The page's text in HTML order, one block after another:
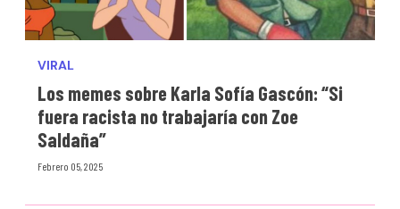
VIRAL
Los memes sobre Karla Sofía Gascón: “Si
fuera racista no trabajaría con Zoe
Saldaña”
Febrero 05, 2025